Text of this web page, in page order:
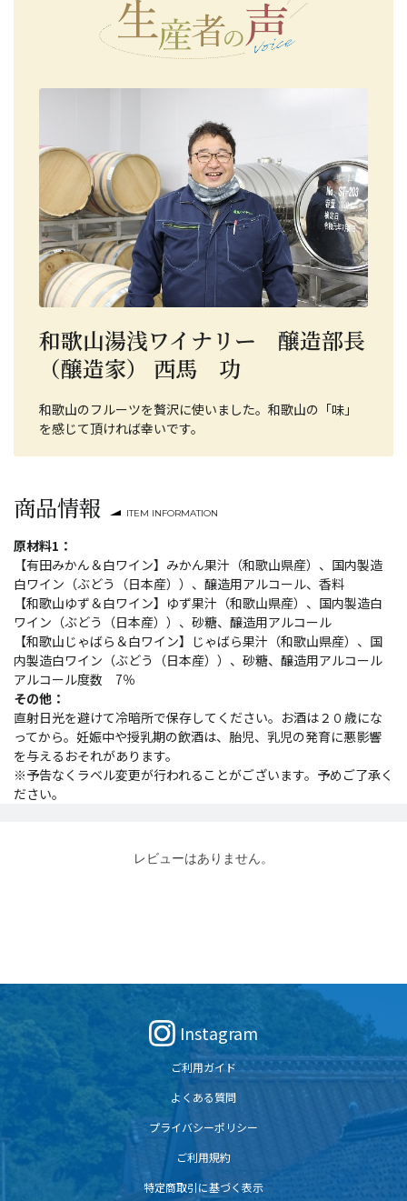
和歌山湯浅ワイナリー 醸造部長
（醸造家） 西馬 功
和歌山のフルーツを贅沢に使いました。和歌山の「味」
を感じて頂ければ幸いです。
商品情報 ITEM INFORMATION
原材料1：
【有田みかん＆白ワイン】みかん果汁（和歌山県産）、国内製造
白ワイン（ぶどう（日本産））、醸造用アルコール、香料
【和歌山ゆず＆白ワイン】ゆず果汁（和歌山県産）、国内製造白
ワイン（ぶどう（日本産））、砂糖、醸造用アルコール
【和歌山じゃばら＆白ワイン】じゃばら果汁（和歌山県産）、国
内製造白ワイン（ぶどう（日本産））、砂糖、醸造用アルコール
アルコール度数 7％
その他：
直射日光を避けて冷暗所で保存してください。お酒は２０歳にな
ってから。妊娠中や授乳期の飲酒は、胎児、乳児の発育に悪影響
を与えるおそれがあります。
※予告なくラベル変更が行われることがございます。予めご了承く
ださい。
レビューはありません。
Instagram
ご利用ガイド
よくある質問
プライバシーポリシー
ご利用規約
特定商取引に基づく表示